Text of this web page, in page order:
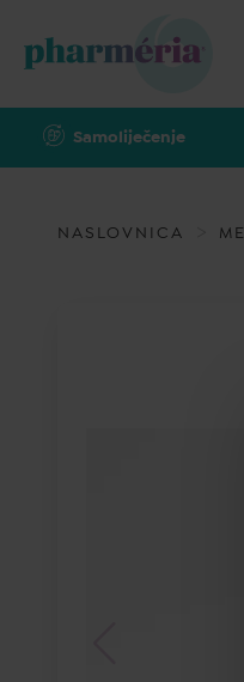
Samoliječenje
NASLOVNICA